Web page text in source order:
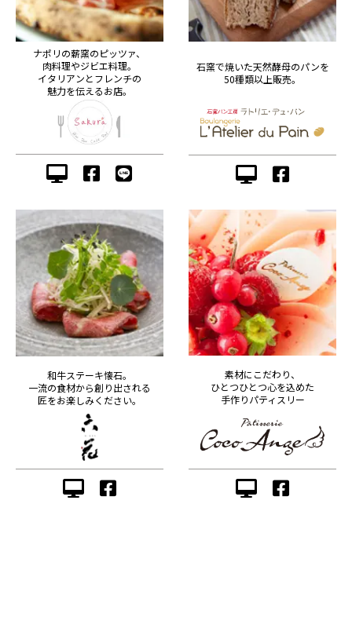
ナポリの薪窯のピッツァ、
肉料理やジビエ料理。
イタリアンとフレンチの
魅力を伝えるお店。
石窯で焼いた天然酵母のパンを
50種類以上販売。
和牛ステーキ懐石。
一流の食材から創り出される
匠をお楽しみください。
素材にこだわり、
ひとつひとつ心を込めた
手作りパティスリー